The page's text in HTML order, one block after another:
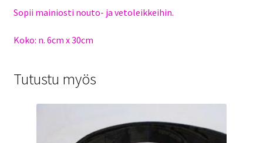
Sopii mainiosti nouto- ja vetoleikkeihin.
Koko: n. 6cm x 30cm
Tutustu myös